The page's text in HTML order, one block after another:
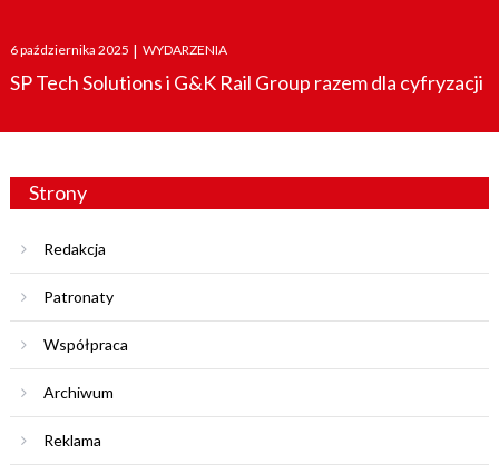
Posted
on
6 października 2025 | WYDARZENIA
SP Tech Solutions i G&K Rail Group razem dla cyfryzacji
Strony
Redakcja
Patronaty
Współpraca
Archiwum
Reklama